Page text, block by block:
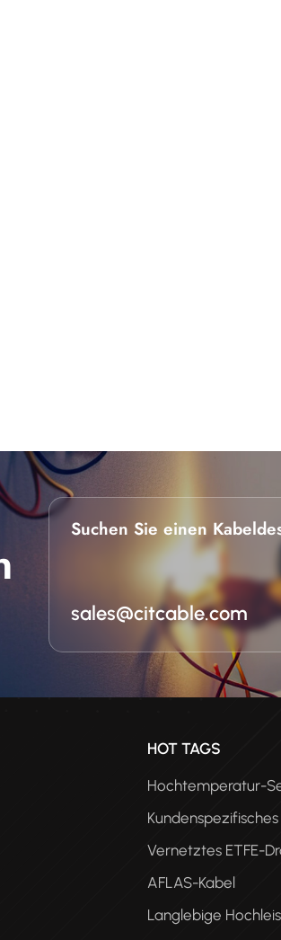
Suchen Sie einen
sales@citcable.com
HOT TAGS
Hochtemperatur-
Vernetztes ETFE-
AFLAS-Kabel
Langlebige